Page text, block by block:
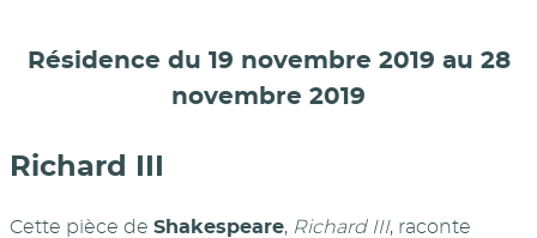
Résidence du 19 novembre 2019 au 28
novembre 2019
Richard III
Cette pièce de Shakespeare, Richard III, raconte